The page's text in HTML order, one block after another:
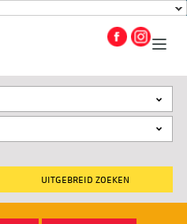
UITGEBREID ZOEKEN